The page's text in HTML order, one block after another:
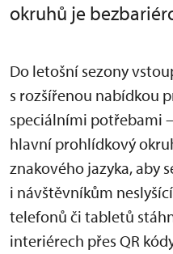
okruhů je
Do letošní sezony
s rozšířenou nabídkou
speciálními potřebami
hlavní prohlídkový
znakového jazyka, aby
i návštěvníkům
telefonů či tabletů
interiérech přes QR